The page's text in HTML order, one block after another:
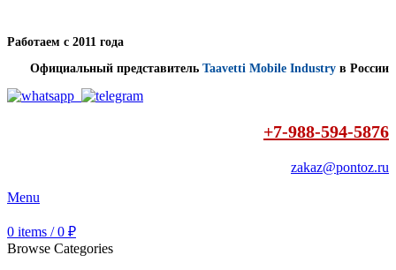
Работаем с 2011 года
Официальный представитель Taavetti Mobile Industry в России
+7-988-594-5876
zakaz@pontoz.ru
Menu
0 items / 0 ₽
Browse Categories